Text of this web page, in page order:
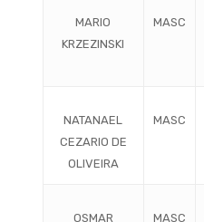
MARIO
KRZEZINSKI
MASC
NATANAEL
CEZARIO DE
OLIVEIRA
MASC
OSMAR
MASC